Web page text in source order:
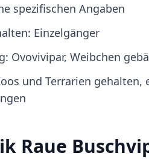
spezifischen Angaben
Einzelgänger
Ovovivipar, Weibchen
und Terrarien
Raue